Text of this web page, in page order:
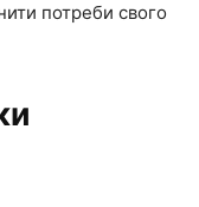
потреби свого